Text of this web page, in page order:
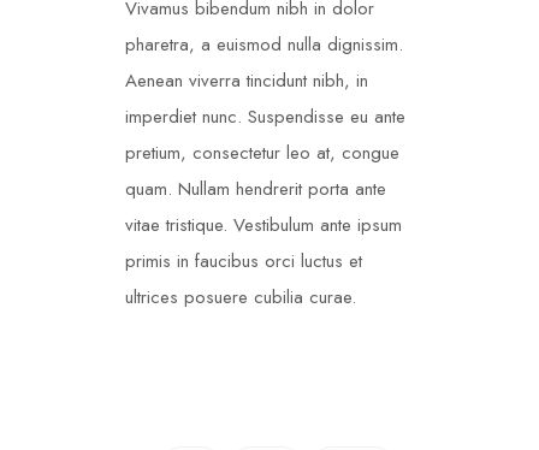
Vivamus bibendum nibh in dolor
pharetra, a euismod nulla dignissim.
Aenean viverra tincidunt nibh, in
imperdiet nunc. Suspendisse eu ante
pretium, consectetur leo at, congue
quam. Nullam hendrerit porta ante
vitae tristique. Vestibulum ante ipsum
primis in faucibus orci luctus et
ultrices posuere cubilia curae.